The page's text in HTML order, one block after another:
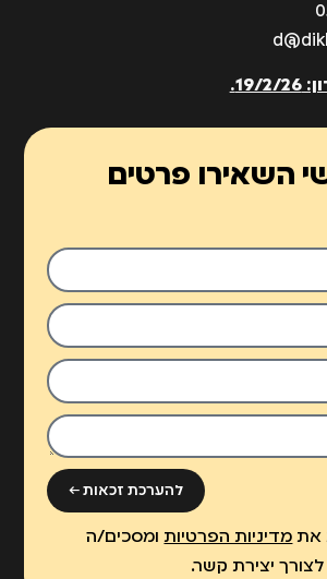
26.
השאירו פרטים
את מדיניות הפרטיותומסכים/ה
יצירת קשר.
להערכת זכאות ←